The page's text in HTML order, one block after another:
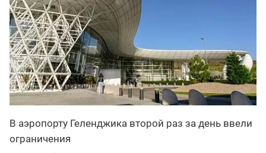
В аэропорту Геленджика второй раз за день ввели
ограничения